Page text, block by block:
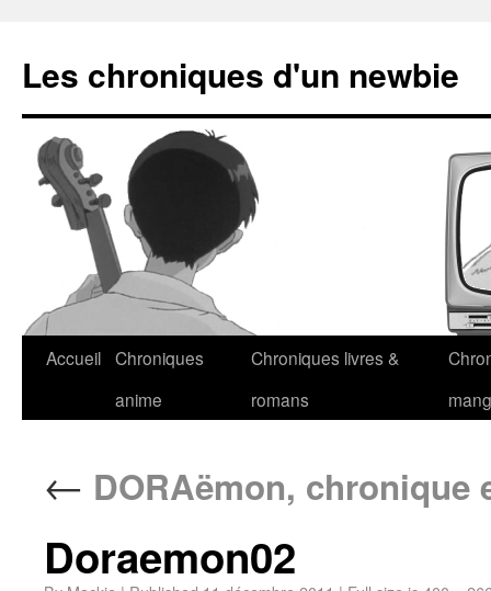
Les chroniques d'un newbie
Accueil Chroniques
anime
Chroniques livres &
romans
← DORAëmon, chronique
Doraemon02